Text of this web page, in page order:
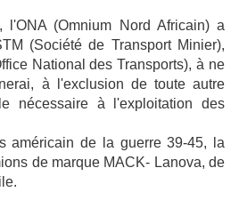
l'ONA (Omnium Nord Africain) a
(Société de Transport Minier),
National des Transports), à ne
à l'exclusion de toute autre
nécessaire à l'exploitation des
américain de la guerre 39-45, la
de marque MACK- Lanova, de